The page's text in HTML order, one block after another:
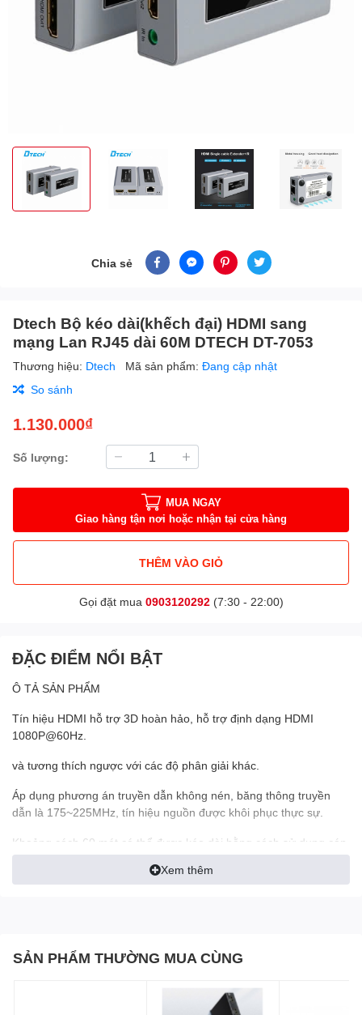
Chia sẻ
Dtech Bộ kéo dài(khếch đại) HDMI sang
mạng Lan RJ45 dài 60M DTECH DT-7053
Thương hiệu: Dtech Mã sản phẩm: Đang cập nhật
So sánh
1.130.000₫
Số lượng:
MUA NGAY
Giao hàng tận nơi hoặc nhận tại cửa hàng
THÊM VÀO GIỎ
Gọi đặt mua 0903120292(7:30 - 22:00)
ĐẶC ĐIỂM NỔI BẬT
Ô TẢ SẢN PHẨM
Tín hiệu HDMI hỗ trợ 3D hoàn hảo, hỗ trợ định dạng HDMI
1080P@60Hz.
và tương thích ngược với các độ phân giải khác.
Áp dụng phương án truyền dẫn không nén, băng thông truyền
dẫn là 175~225MHz, tín hiệu nguồn được khôi phục thực sự.
Khoảng cách 60 mét có thể được kéo dài bằng cách sử dụng cáp
mạng Super Five hoặc Super Six.
Các sản phẩm hỗ trợ truyền hồng ngoại có thể điều khiển từ xa
CHIỀU DÀI TỐI ĐA60M
Xem thêm
SẢN PHẨM THƯỜNG MUA CÙNG